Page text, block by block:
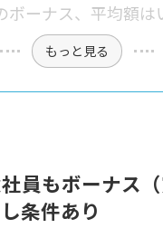
ボーナス、平均額は
もっと見る
社員もボーナス
条件あり